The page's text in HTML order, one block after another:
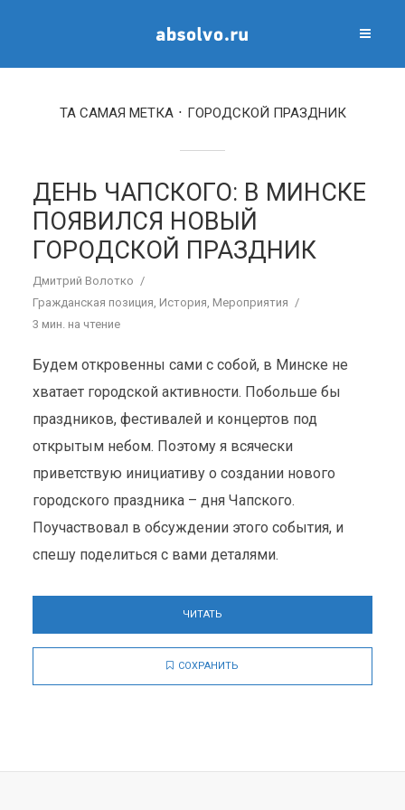
ТА САМАЯ МЕТКА ГОРОДСКОЙ ПРАЗДНИК
ДЕНЬ ЧАПСКОГО: В МИНСКЕ
ПОЯВИЛСЯ НОВЫЙ
ГОРОДСКОЙ ПРАЗДНИК
Дмитрий Волотко
Гражданская позиция, История, Мероприятия
3 мин. на чтение
Будем откровенны сами с собой, в Минске не
хватает городской активности. Побольше бы
праздников, фестивалей и концертов под
открытым небом. Поэтому я всячески
приветствую инициативу о создании нового
городского праздника – дня Чапского.
Поучаствовал в обсуждении этого события, и
спешу поделиться с вами деталями.
ЧИТАТЬ
СОХРАНИТЬ